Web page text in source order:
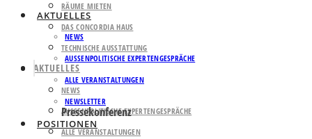
AKTUELLES
NEWS
AUSSENPOLITISCHE EXPERTENGESPRÄCHE
ALLE VERANSTALTUNGEN
NEWSLETTER
POSITIONEN
RÄUME MIETEN
DAS CONCORDIA HAUS
TECHNISCHE AUSSTATTUNG
AKTUELLES
NEWS
AUSSENPOLITISCHE EXPERTENGESPRÄCHE
ALLE VERANSTALTUNGEN
Pressekonferenz